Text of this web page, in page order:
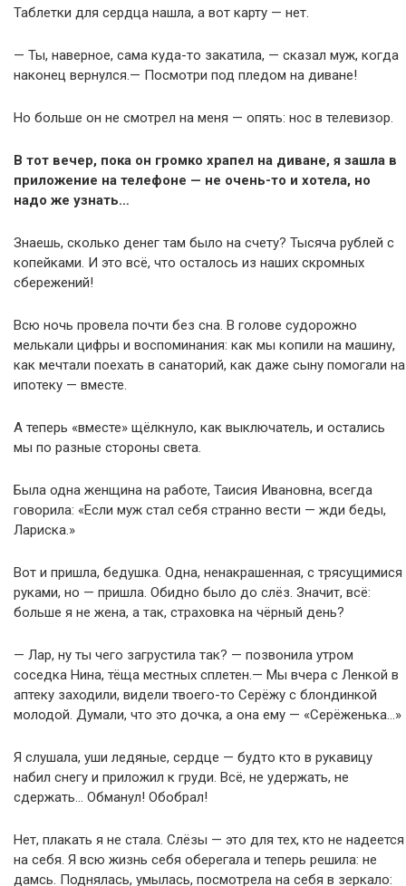
Таблетки для сердца нашла, а вот карту — нет.
— Ты, наверное, сама куда-то закатила, — сказал муж, когда
наконец вернулся.— Посмотри под пледом на диване!
Но больше он не смотрел на меня — опять: нос в телевизор.
В тот вечер, пока он громко храпел на диване, я зашла в
приложение на телефоне — не очень-то и хотела, но
надо же узнать…
Знаешь, сколько денег там было на счету? Тысяча рублей с
копейками. И это всё, что осталось из наших скромных
сбережений!
Всю ночь провела почти без сна. В голове судорожно
мелькали цифры и воспоминания: как мы копили на машину,
как мечтали поехать в санаторий, как даже сыну помогали на
ипотеку — вместе.
А теперь «вместе» щёлкнуло, как выключатель, и остались
мы по разные стороны света.
Была одна женщина на работе, Таисия Ивановна, всегда
говорила: «Если муж стал себя странно вести — жди беды,
Лариска.»
Вот и пришла, бедушка. Одна, ненакрашенная, с трясущимися
руками, но — пришла. Обидно было до слёз. Значит, всё:
больше я не жена, а так, страховка на чёрный день?
— Лар, ну ты чего загрустила так? — позвонила утром
соседка Нина, тёща местных сплетен.— Мы вчера с Ленкой в
аптеку заходили, видели твоего-то Серёжу с блондинкой
молодой. Думали, что это дочка, а она ему — «Серёженька…»
Я слушала, уши ледяные, сердце — будто кто в рукавицу
набил снегу и приложил к груди. Всё, не удержать, не
сдержать… Обманул! Обобрал!
Нет, плакать я не стала. Слёзы — это для тех, кто не надеется
на себя. Я всю жизнь себя оберегала и теперь решила: не
дамсь. Поднялась, умылась, посмотрела на себя в зеркало: